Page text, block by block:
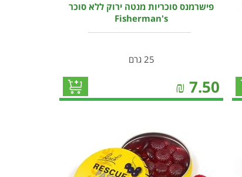
פישרמנס סוכריות מנטה ירוק ללא סוכר
Fisherman's
25 גרם
7.50
₪